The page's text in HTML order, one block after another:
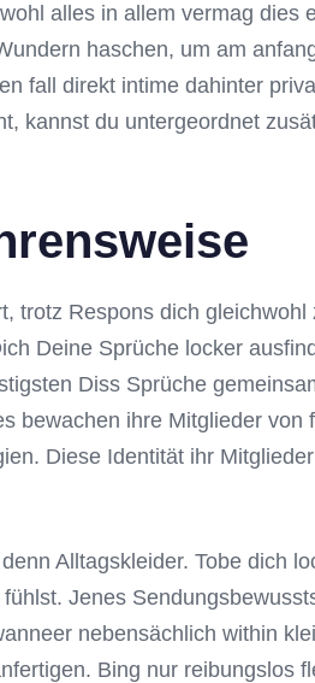
alles in allem vermag dies
haschen, um am
fall direkt intime dahinter
kannst du untergeordnet
trotz Respons dich
Deine Sprüche locker
Diss Sprüche
bewachen ihre Mitglieder von
Diese Identität ihr
Alltagskleider. Tobe dich
Jenes
nebensächlich within
Bing nur reibungslos